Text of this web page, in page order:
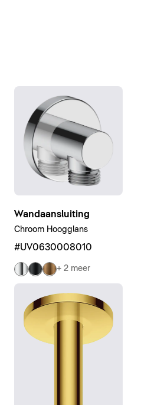
Wandaansluiting
Chroom Hoogglans
#UV0630008010
+ 2 meer